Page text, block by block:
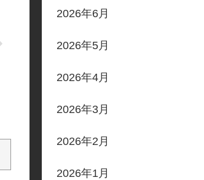
2026年6月
2026年5月
2026年4月
2026年3月
2026年2月
2026年1月